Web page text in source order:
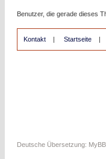
Benutzer, die gerade dieses
Kontakt | Startseite |
Deutsche Übersetzung: